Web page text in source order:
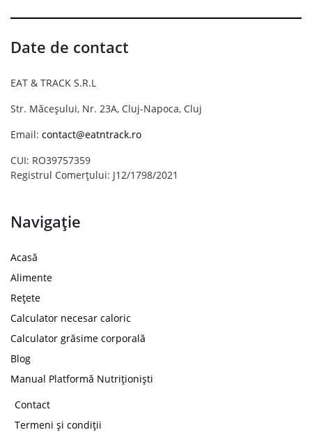
Date de contact
EAT & TRACK S.R.L
Str. Măceșului, Nr. 23A, Cluj-Napoca, Cluj
Email: contact@eatntrack.ro
CUI: RO39757359
Registrul Comerțului: J12/1798/2021
Navigație
Acasă
Alimente
Rețete
Calculator necesar caloric
Calculator grăsime corporală
Blog
Manual Platformă Nutriționiști
Contact
Termeni și condiții